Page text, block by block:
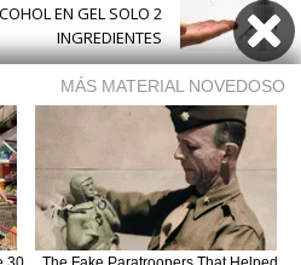
EN GEL SOLO 2
INGREDIENTES
Buscar